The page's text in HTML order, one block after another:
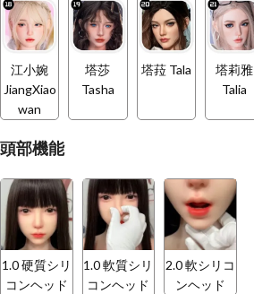
江小婉
JiangXiao
wan
塔莎
Tasha
塔菈 Tala
塔莉雅
Talia
頭部機能
1.0 硬質シリ
コンヘッド
1.0 軟質シリ
コンヘッド
2.0 軟シリコ
ンヘッド